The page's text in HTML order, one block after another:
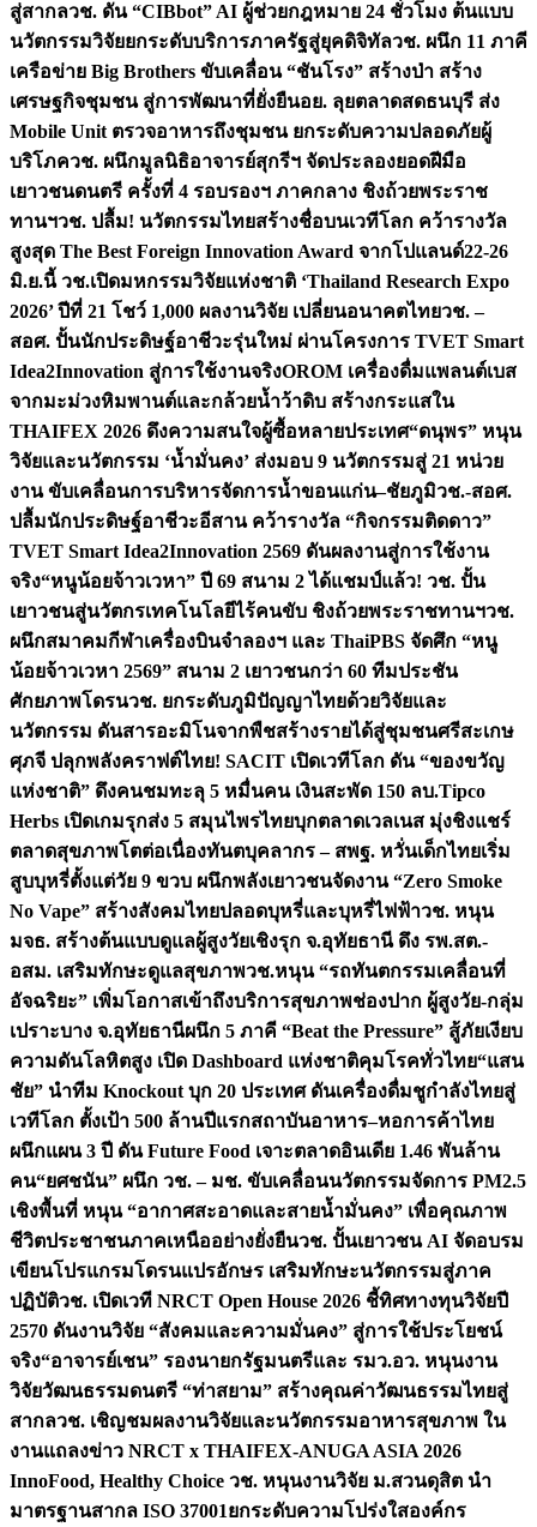
สู่สากลวช. ดัน “CIBbot” AI ผู้ช่วยกฎหมาย 24 ชั่วโมง ต้นแบบ
นวัตกรรมวิจัยยกระดับบริการภาครัฐสู่ยุคดิจิทัลวช. ผนึก 11 ภาคี
เครือข่าย Big Brothers ขับเคลื่อน “ชันโรง” สร้างป่า สร้าง
เศรษฐกิจชุมชน สู่การพัฒนาที่ยั่งยืนอย. ลุยตลาดสดธนบุรี ส่ง
Mobile Unit ตรวจอาหารถึงชุมชน ยกระดับความปลอดภัยผู้
บริโภควช. ผนึกมูลนิธิอาจารย์สุกรีฯ จัดประลองยอดฝีมือ
เยาวชนดนตรี ครั้งที่ 4 รอบรองฯ ภาคกลาง ชิงถ้วยพระราช
ทานฯวช. ปลื้ม! นวัตกรรมไทยสร้างชื่อบนเวทีโลก คว้ารางวัล
สูงสุด The Best Foreign Innovation Award จากโปแลนด์22-26
มิ.ย.นี้ วช.เปิดมหกรรมวิจัยแห่งชาติ ‘Thailand Research Expo
2026’ ปีที่ 21 โชว์ 1,000 ผลงานวิจัย เปลี่ยนอนาคตไทยวช. –
สอศ. ปั้นนักประดิษฐ์อาชีวะรุ่นใหม่ ผ่านโครงการ TVET Smart
Idea2Innovation สู่การใช้งานจริงOROM เครื่องดื่มแพลนต์เบส
จากมะม่วงหิมพานต์และกล้วยน้ำว้าดิบ สร้างกระแสใน
THAIFEX 2026 ดึงความสนใจผู้ซื้อหลายประเทศ“ดนุพร” หนุน
วิจัยและนวัตกรรม ‘น้ำมั่นคง’ ส่งมอบ 9 นวัตกรรมสู่ 21 หน่วย
งาน ขับเคลื่อนการบริหารจัดการน้ำขอนแก่น–ชัยภูมิวช.-สอศ.
ปลื้มนักประดิษฐ์อาชีวะอีสาน คว้ารางวัล “กิจกรรมติดดาว”
TVET Smart Idea2Innovation 2569 ดันผลงานสู่การใช้งาน
จริง“หนูน้อยจ้าวเวหา” ปี 69 สนาม 2 ได้แชมป์แล้ว! วช. ปั้น
เยาวชนสู่นวัตกรเทคโนโลยีไร้คนขับ ชิงถ้วยพระราชทานฯวช.
ผนึกสมาคมกีฬาเครื่องบินจำลองฯ และ ThaiPBS จัดศึก “หนู
น้อยจ้าวเวหา 2569” สนาม 2 เยาวชนกว่า 60 ทีมประชัน
ศักยภาพโดรนวช. ยกระดับภูมิปัญญาไทยด้วยวิจัยและ
นวัตกรรม ดันสารอะมิโนจากพืชสร้างรายได้สู่ชุมชนศรีสะเกษ
ศุภจี ปลุกพลังคราฟต์ไทย! SACIT เปิดเวทีโลก ดัน “ของขวัญ
แห่งชาติ” ดึงคนชมทะลุ 5 หมื่นคน เงินสะพัด 150 ลบ.Tipco
Herbs เปิดเกมรุกส่ง 5 สมุนไพรไทยบุกตลาดเวลเนส มุ่งชิงแชร์
ตลาดสุขภาพโตต่อเนื่องทันตบุคลากร – สพฐ. หวั่นเด็กไทยเริ่ม
สูบบุหรี่ตั้งแต่วัย 9 ขวบ ผนึกพลังเยาวชนจัดงาน “Zero Smoke
No Vape” สร้างสังคมไทยปลอดบุหรี่และบุหรี่ไฟฟ้าวช. หนุน
มจธ. สร้างต้นแบบดูแลผู้สูงวัยเชิงรุก จ.อุทัยธานี ดึง รพ.สต.-
อสม. เสริมทักษะดูแลสุขภาพวช.หนุน “รถทันตกรรมเคลื่อนที่
อัจฉริยะ” เพิ่มโอกาสเข้าถึงบริการสุขภาพช่องปาก ผู้สูงวัย-กลุ่ม
เปราะบาง จ.อุทัยธานีผนึก 5 ภาคี “Beat the Pressure” สู้ภัยเงียบ
ความดันโลหิตสูง เปิด Dashboard แห่งชาติคุมโรคทั่วไทย“แสน
ชัย” นำทีม Knockout บุก 20 ประเทศ ดันเครื่องดื่มชูกำลังไทยสู่
เวทีโลก ตั้งเป้า 500 ล้านปีแรกสถาบันอาหาร–หอการค้าไทย
ผนึกแผน 3 ปี ดัน Future Food เจาะตลาดอินเดีย 1.46 พันล้าน
คน“ยศชนัน” ผนึก วช. – มช. ขับเคลื่อนนวัตกรรมจัดการ PM2.5
เชิงพื้นที่ หนุน “อากาศสะอาดและสายน้ำมั่นคง” เพื่อคุณภาพ
ชีวิตประชาชนภาคเหนืออย่างยั่งยืนวช. ปั้นเยาวชน AI จัดอบรม
เขียนโปรแกรมโดรนแปรอักษร เสริมทักษะนวัตกรรมสู่ภาค
ปฏิบัติวช. เปิดเวที NRCT Open House 2026 ชี้ทิศทางทุนวิจัยปี
2570 ดันงานวิจัย “สังคมและความมั่นคง” สู่การใช้ประโยชน์
จริง“อาจารย์เชน” รองนายกรัฐมนตรีและ รมว.อว. หนุนงาน
วิจัยวัฒนธรรมดนตรี “ท่าสยาม” สร้างคุณค่าวัฒนธรรมไทยสู่
สากลวช. เชิญชมผลงานวิจัยและนวัตกรรมอาหารสุขภาพ ใน
งานแถลงข่าว NRCT x THAIFEX-ANUGA ASIA 2026
InnoFood, Healthy Choice วช. หนุนงานวิจัย ม.สวนดุสิต นำ
มาตรฐานสากล ISO 37001ยกระดับความโปร่งใสองค์กร